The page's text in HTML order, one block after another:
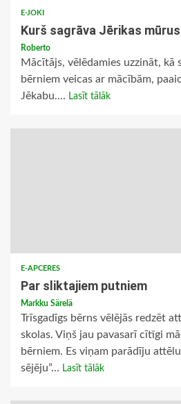
E-JOKI
Kurš sagrāva Jērikas
Roberto
Mācītājs, vēlēdamies uzzināt, kā
bērniem veicas ar mācībām,
Jēkabu.... Lasīt tālāk
E-APCERES
Par sliktajiem putniem
Markku Särelä
Trīsgadīgs bērns vēlējās redzēt
skolas. Viņš jau pavasarī cītīgi
bērniem. Es viņam parādīju
sējēju”... Lasīt tālāk